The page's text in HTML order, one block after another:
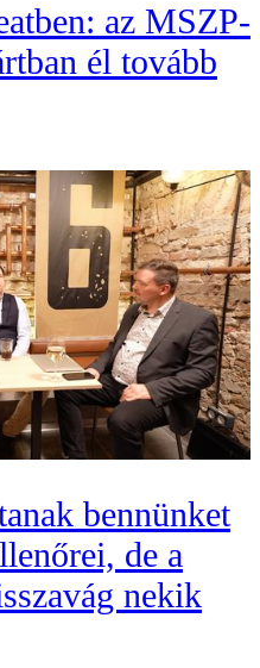
az MSZP-
él tovább
bennünket
de a
nekik